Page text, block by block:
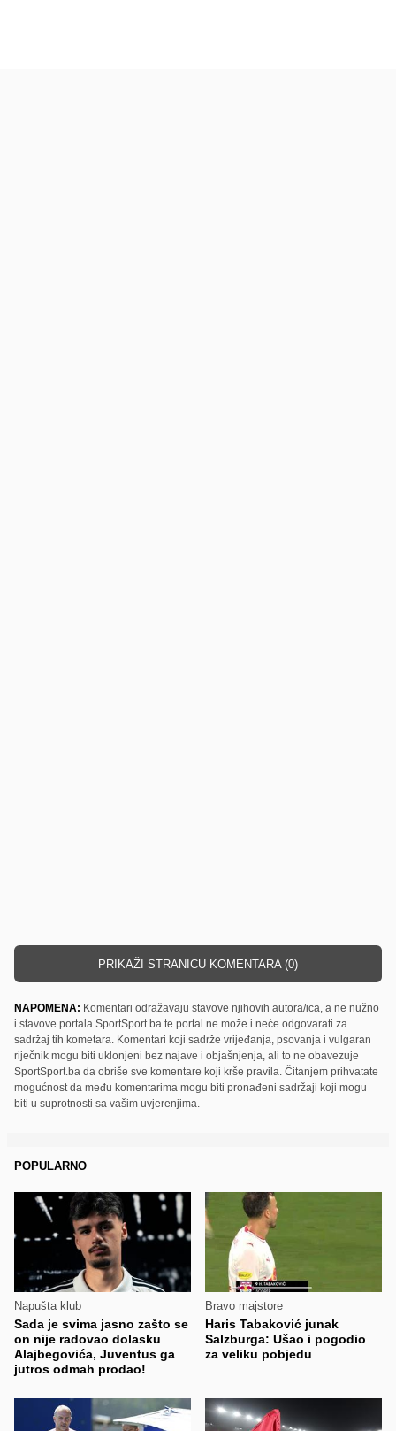
PRIKAŽI STRANICU KOMENTARA (0)
NAPOMENA: Komentari odražavaju stavove njihovih autora/ica, a ne nužno
i stavove portala SportSport.ba te portal ne može i neće odgovarati za
sadržaj tih kometara. Komentari koji sadrže vrijeđanja, psovanja i vulgaran
riječnik mogu biti uklonjeni bez najave i objašnjenja, ali to ne obavezuje
SportSport.ba da obriše sve komentare koji krše pravila. Čitanjem prihvatate
mogućnost da među komentarima mogu biti pronađeni sadržaji koji mogu
biti u suprotnosti sa vašim uvjerenjima.
POPULARNO
Napušta klub
Sada je svima jasno zašto se
on nije radovao dolasku
Alajbegovića, Juventus ga
jutros odmah prodao!
Bravo majstore
Haris Tabaković junak
Salzburga: Ušao i pogodio
za veliku pobjedu